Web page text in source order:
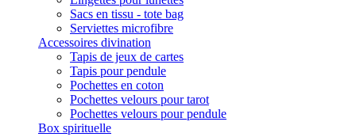
Sacs en tissu - tote bag
Serviettes microfibre
Accessoires divination
Tapis de jeux de cartes
Tapis pour pendule
Pochettes en coton
Pochettes velours pour tarot
Pochettes velours pour pendule
Box spirituelle